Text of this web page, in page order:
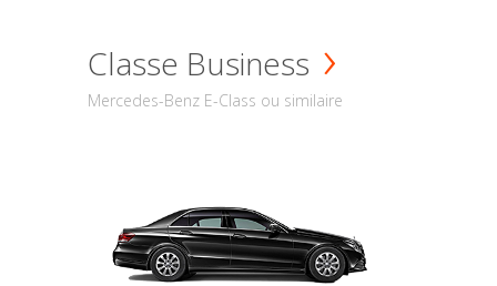
Classe Business
Mercedes-Benz E-Class ou similaire